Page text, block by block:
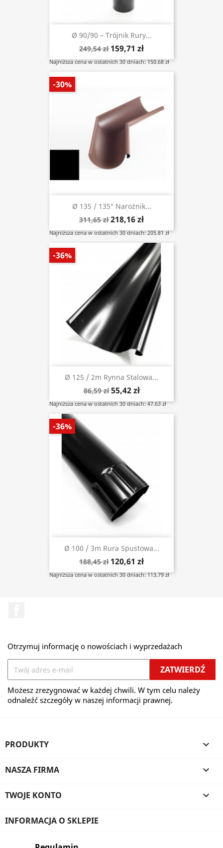
Ø 90/90 – Trójnik Rury...
249,54 zł 159,71 zł
Najniższa cena w ostatnich 30 dniach: 150.68 zł
Ø 135 / 135° Narożnik...
311,65 zł 218,16 zł
Najniższa cena w ostatnich 30 dniach: 205.81 zł
-30%
Ø 125 / 2m Rynna Stalowa...
86,59 zł 55,42 zł
Najniższa cena w ostatnich 30 dniach: 47.63 zł
-36%
Ø 100 / 3m Rura Spustowa...
188,45 zł 120,61 zł
Najniższa cena w ostatnich 30 dniach: 113.79 zł
-36%
Otrzymuj informację o nowościach i wyprzedażach
Możesz zrezygnować w każdej chwili. W tym celu należy
odnaleźć szczegóły w naszej informacji prawnej.
PRODUKTY 
NASZA FIRMA 
TWOJE KONTO 
INFORMACJA O SKLEPIE